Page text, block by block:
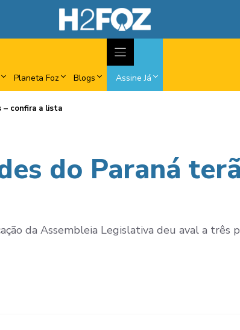
Planeta Foz Blogs Assine Já
– confira a lista
do Paraná
da Assembleia Legislativa deu aval a três